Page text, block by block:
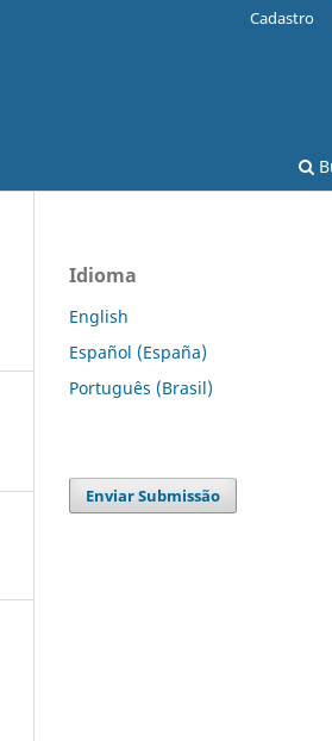
Cadastro
Idioma
English
Español (España)
Português (Brasil)
Enviar Submissão